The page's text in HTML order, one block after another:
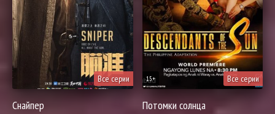
Все серии
Снайпер
Все серии
15+
Потомки солнца